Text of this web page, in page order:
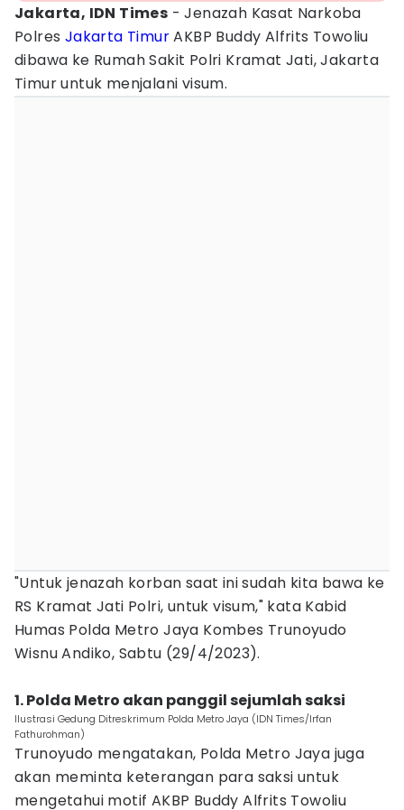
Jakarta, IDN Times - Jenazah Kasat Narkoba
Polres Jakarta TimurAKBP Buddy Alfrits Towoliu
dibawa ke Rumah Sakit Polri Kramat Jati, Jakarta
Timur untuk menjalani visum.
"Untuk jenazah korban saat ini sudah kita bawa ke
RS Kramat Jati Polri, untuk visum," kata Kabid
Humas Polda Metro Jaya Kombes Trunoyudo
Wisnu Andiko, Sabtu (29/4/2023).
1. Polda Metro akan panggil sejumlah saksi
Ilustrasi Gedung Ditreskrimum Polda Metro Jaya (IDN Times/Irfan
Fathurohman)
Trunoyudo mengatakan, Polda Metro Jaya juga
akan meminta keterangan para saksi untuk
mengetahui motif AKBP Buddy Alfrits Towoliu